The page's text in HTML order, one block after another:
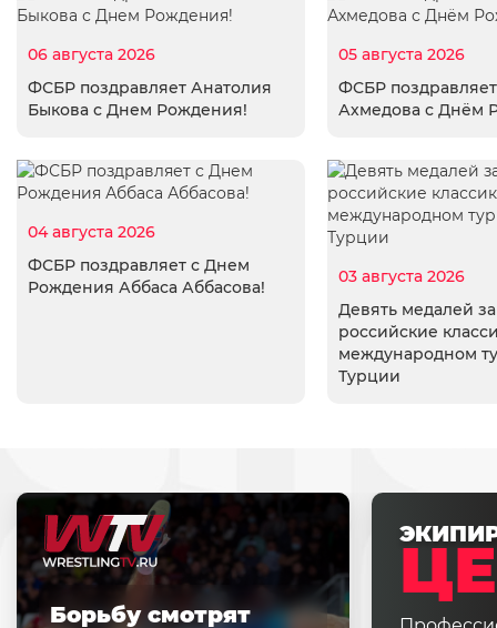
06 августа 2026
ФСБР поздравляет Анатолия
Быкова с Днем Рождения!
05 августа 2026
ФСБР
Ахмедова с Днём
04 августа 2026
ФСБР поздравляет с Днем
Рождения Аббаса Аббасова!
03 августа 2026
Девять медалей
российские
международном
Турции
Борьбу смотрят